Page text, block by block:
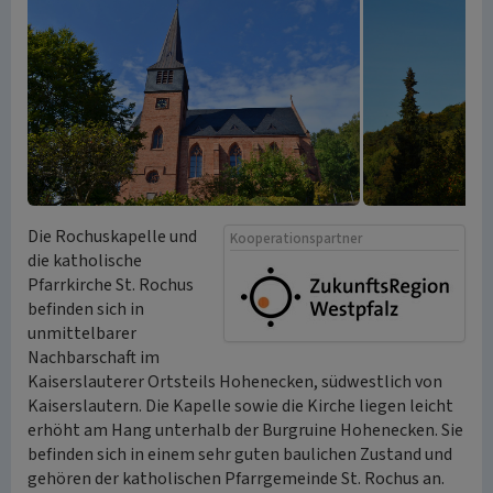
Kooperationspartner
Die Rochuskapelle und
die katholische
Pfarrkirche St. Rochus
befinden sich in
unmittelbarer
Nachbarschaft im
Kaiserslauterer Ortsteils Hohenecken, südwestlich von
Kaiserslautern. Die Kapelle sowie die Kirche liegen leicht
erhöht am Hang unterhalb der Burgruine Hohenecken. Sie
befinden sich in einem sehr guten baulichen Zustand und
gehören der katholischen Pfarrgemeinde St. Rochus an.